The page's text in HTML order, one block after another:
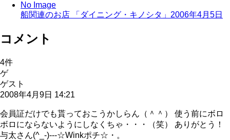
No Image
船関連のお店 「ダイニング・キノシタ」 2006年4月5日
コメント
4件
ゲ
ゲスト
2008年4月9日 14:21
会員証だけでも貰っておこうかしらん（＾＾） 使う前にボロ
ボロにならないようにしなくちゃ・・・（笑） ありがとう！
与太さん(^_-)---☆Winkポチ☆・。